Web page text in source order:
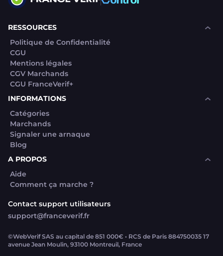
RESSOURCES
Politique de Confidentialité
CGU
Mentions légales
CGV Marchands
CGU FranceVerif+
INFORMATIONS
Catégories
Marchands
Signaler une arnaque
Blog
A PROPOS
Aide
Comment ça marche ?
Contact support utilisateurs
support@franceverif.fr
©WebVerif SAS au capital de 851 000€ • RCS de Paris 884750035 17
avenue Jean Moulin, 93100 Montreuil, France